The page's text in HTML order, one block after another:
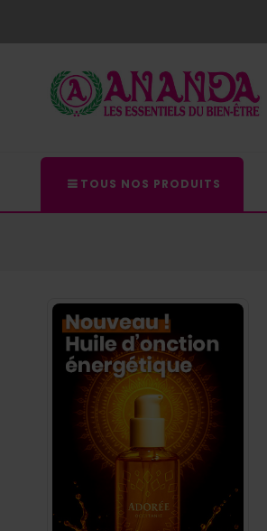
TOUS NOS PRODUITS